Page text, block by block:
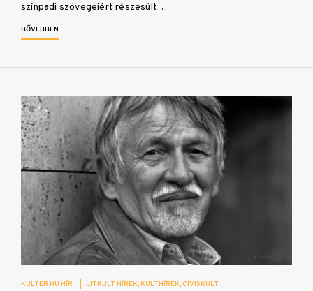
színpadi szövegeiért részesült…
BŐVEBBEN
KULTER.HU HÍR LITKULT HÍREK KULTHÍREK CÍVISKULT